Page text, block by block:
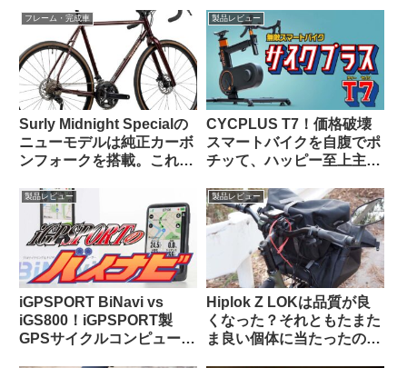
みよう
フレーム・完成車
Surly Midnight Specialの
ニューモデルは純正カーボ
ンフォークを搭載。これで
製品レビュー
CYCPLUS T7！価格破壊
スマートバイクを自腹でポ
チッて、ハッピー至上主
製品レビュー
iGPSPORT BiNavi vs
iGS800！iGPSPORT製
GPSサイクルコンピュータ
製品レビュー
Hiplok Z LOKは品質が良
くなった？それともたまた
ま良い個体に当たったの